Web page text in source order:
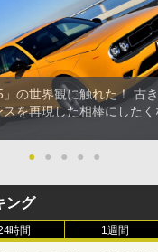
の世界観に触れた！ 古
を再現した相棒にしたく
● ● ● ● ●
ング
時間 1週間